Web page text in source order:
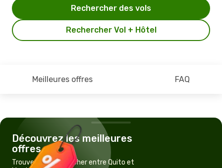
Rechercher Vol + Hôtel
Rechercher des vols
Meilleures offres FAQ
Découvrez les meilleures
offres
Trouvez un vol pas cher entre Quito et